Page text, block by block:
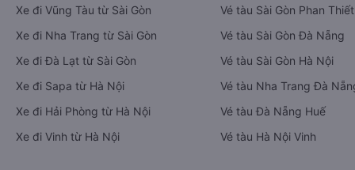
Xe đi Vũng Tàu từ Sài Gòn
Xe đi Nha Trang từ Sài Gòn
Xe đi Đà Lạt từ Sài Gòn
Xe đi Sapa từ Hà Nội
Xe đi Hải Phòng từ Hà Nội
Xe đi Vinh từ Hà Nội
Vé tàu Sài Gòn Phan Thiết
Vé tàu Sài Gòn Đà Nẵng
Vé tàu Sài Gòn Hà Nội
Vé tàu Nha Trang Đà
Vé tàu Đà Nẵng Huế
Vé tàu Hà Nội Vinh